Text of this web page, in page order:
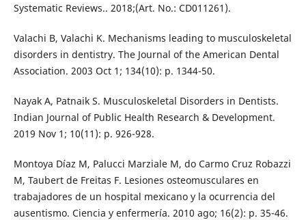
Systematic Reviews.. 2018;(Art. No.: CD011261).
Valachi B, Valachi K. Mechanisms leading to musculoskeletal
disorders in dentistry. The Journal of the American Dental
Association. 2003 Oct 1; 134(10): p. 1344-50.
Nayak A, Patnaik S. Musculoskeletal Disorders in Dentists.
Indian Journal of Public Health Research & Development.
2019 Nov 1; 10(11): p. 926-928.
Montoya Díaz M, Palucci Marziale M, do Carmo Cruz Robazzi
M, Taubert de Freitas F. Lesiones osteomusculares en
trabajadores de un hospital mexicano y la ocurrencia del
ausentismo. Ciencia y enfermería. 2010 ago; 16(2): p. 35-46.